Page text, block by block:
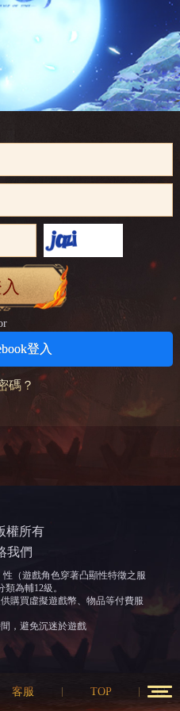
登入
碼？
權所有
我們
（遊戲角色穿著凸顯性特徵之服
為輔12級。
購買虛擬遊戲幣、物品等付費服
，避免沉迷於遊戲
客服 TOP 12